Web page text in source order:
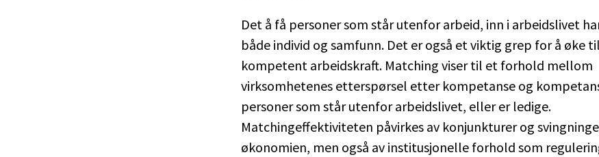
Det å få personer som står utenfor arbeid, inn i arbeidslivet
både individ og samfunn. Det er også et viktig grep for å øke
kompetent arbeidskraft. Matching viser til et forhold mellom
virksomhetenes etterspørsel etter kompetanse og
personer som står utenfor arbeidslivet, eller er ledige.
Matchingeffektiviteten påvirkes av konjunkturer og
økonomien, men også av institusjonelle forhold som